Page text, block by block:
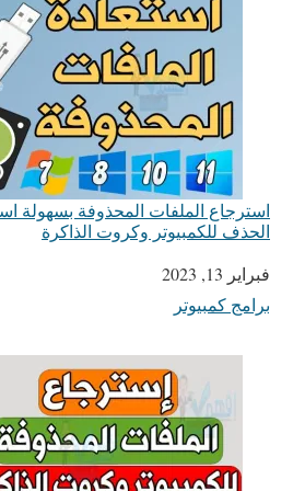
استرجاع الملفات المحذوفة بسهولة
الحذف للكمبيوتر وكروت الذاكرة
التاريخ
فبراير 13, 2023
في ما يتعلق بما يأتي
برامج كمبيوتر